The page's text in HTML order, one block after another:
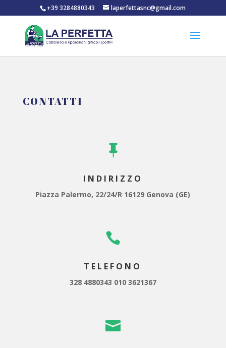
+39 3284880343 laperfettasnc@gmail.com
CONTATTI

INDIRIZZO
Piazza Palermo, 22/24/R 16129 Genova (GE)

TELEFONO
328 4880343 010 3621367
